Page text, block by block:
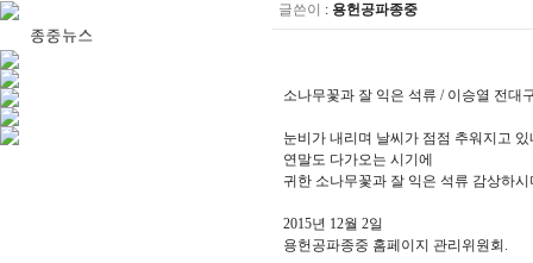
글쓴이 :용헌공파종중
소나무꽃과 잘 익은 석류 / 이승열 전대
눈비가 내리며 날씨가 점점 추워지고 있
연말도 다가오는 시기에
귀한 소나무꽃과 잘 익은 석류 감상하
2015년 12월 2일
용헌공파종중 홈페이지 관리위원회.